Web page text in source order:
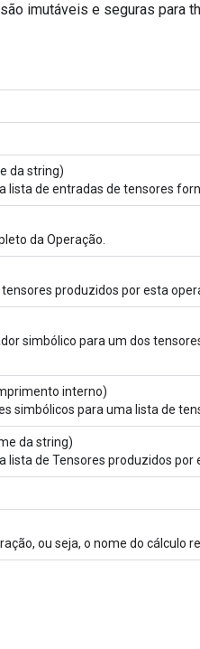
imutáveis ​​e seguras para
da string)
lista de entradas de tensores
da Operação.
produzidos por esta
simbólico para um dos
interno)
simbólicos para uma lista de
da string)
lista de Tensores produzidos por
ou seja, o nome do cálculo